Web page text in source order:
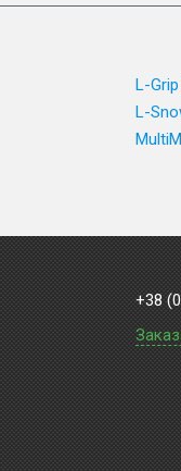
L-
L-
+38